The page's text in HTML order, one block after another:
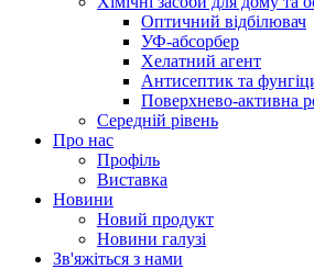
Оптичний відбілювач
УФ-абсорбер
Хелатний агент
Антисептик та
Поверхнево-активна
Середній рівень
Про нас
Профіль
Виставка
Новини
Новий продукт
Новини галузі
Зв'яжіться з нами